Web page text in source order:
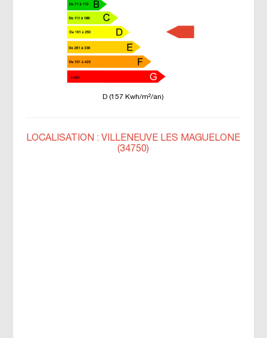
D (157 Kwh/m²/an)
LOCALISATION : VILLENEUVE LES MAGUELONE
(34750)